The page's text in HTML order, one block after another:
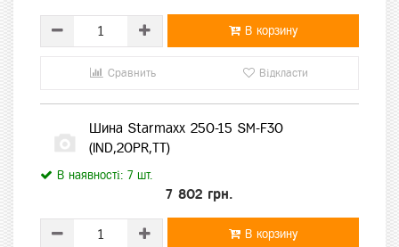
В корзину
Сравнить Відкласти
Шина Starmaxx 250-15 SM-F30
(IND,20PR,TT)
В наявності: 7 шт.
7 802 грн.
В корзину